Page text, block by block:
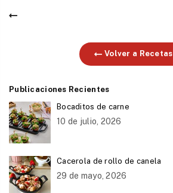
Volver a Recetas
Publicaciones Recientes
Bocaditos de carne
10 de julio, 2026
Cacerola de rollo de canela
29 de mayo, 2026